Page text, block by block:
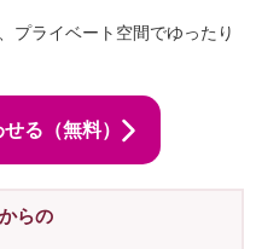
プライベート空間でゆったり
る（無料）
らの